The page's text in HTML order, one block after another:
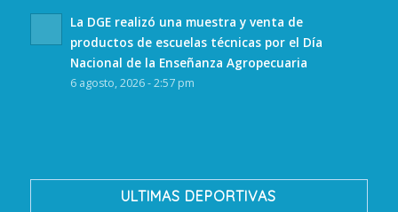
La DGE realizó una muestra y venta de
productos de escuelas técnicas por el Día
Nacional de la Enseñanza Agropecuaria
6 agosto, 2026 - 2:57 pm
ULTIMAS DEPORTIVAS